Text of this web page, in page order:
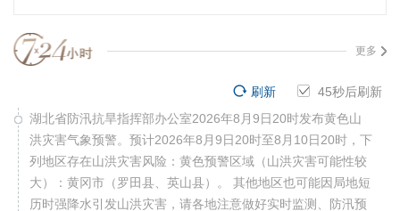
更多
45秒后刷新
刷新
湖北省防汛抗旱指挥部办公室2026年8月9日20时发布黄色山
洪灾害气象预警。预计2026年8月9日20时至8月10日20时，下
列地区存在山洪灾害风险：黄色预警区域（山洪灾害可能性较
大）：黄冈市（罗田县、英山县）。 其他地区也可能因局地短
历时强降水引发山洪灾害，请各地注意做好实时监测、防汛预